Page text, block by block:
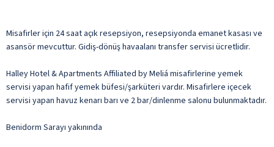
Misafirler için 24 saat açık resepsiyon, resepsiyonda emanet kasası ve
asansör mevcuttur. Gidiş-dönüş havaalanı transfer servisi ücretlidir.
Halley Hotel & Apartments Affiliated by Meliá misafirlerine yemek
servisi yapan hafif yemek büfesi/şarküteri vardır. Misafirlere içecek
servisi yapan havuz kenarı barı ve 2 bar/dinlenme salonu bulunmaktadır.
Benidorm Sarayı yakınında